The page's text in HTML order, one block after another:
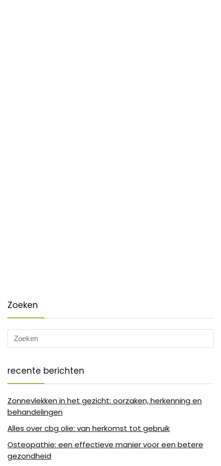
Zoeken
recente berichten
Zonnevlekken in het gezicht: oorzaken, herkenning en
behandelingen
Alles over cbg olie: van herkomst tot gebruik
Osteopathie: een effectieve manier voor een betere
gezondheid